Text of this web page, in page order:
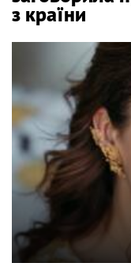
з країни